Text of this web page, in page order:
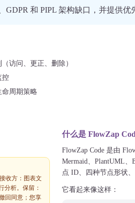
和 PIPL 架构缺口，并提供优
访问、更正、删除）
控
周期策略
收方：图表文
分析。保留：
回同意；您享
什么是 FlowZap
FlowZap Code 是由
Mermaid、PlantUML
点 ID、四种节点形状
它看起来像这样：